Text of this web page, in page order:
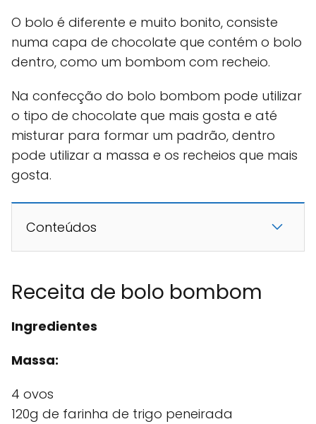
O bolo é diferente e muito bonito, consiste
numa capa de chocolate que contém o bolo
dentro, como um bombom com recheio.
Na confecção do bolo bombom pode utilizar
o tipo de chocolate que mais gosta e até
misturar para formar um padrão, dentro
pode utilizar a massa e os recheios que mais
gosta.
Conteúdos
Receita de bolo bombom
Ingredientes
Massa:
4 ovos
120g de farinha de trigo peneirada